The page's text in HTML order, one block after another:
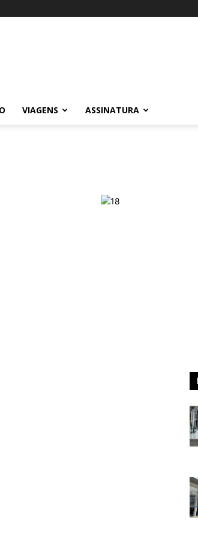
VIAGENS ASSINATURA